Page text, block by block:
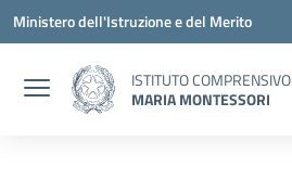
Vai ai contenuti
Vai al menu di navigazione
Vai al footer
Ministero dell'Istruzione e del Merito
ISTITUTO COMPRENSIVO
MARIA MONTESSORI